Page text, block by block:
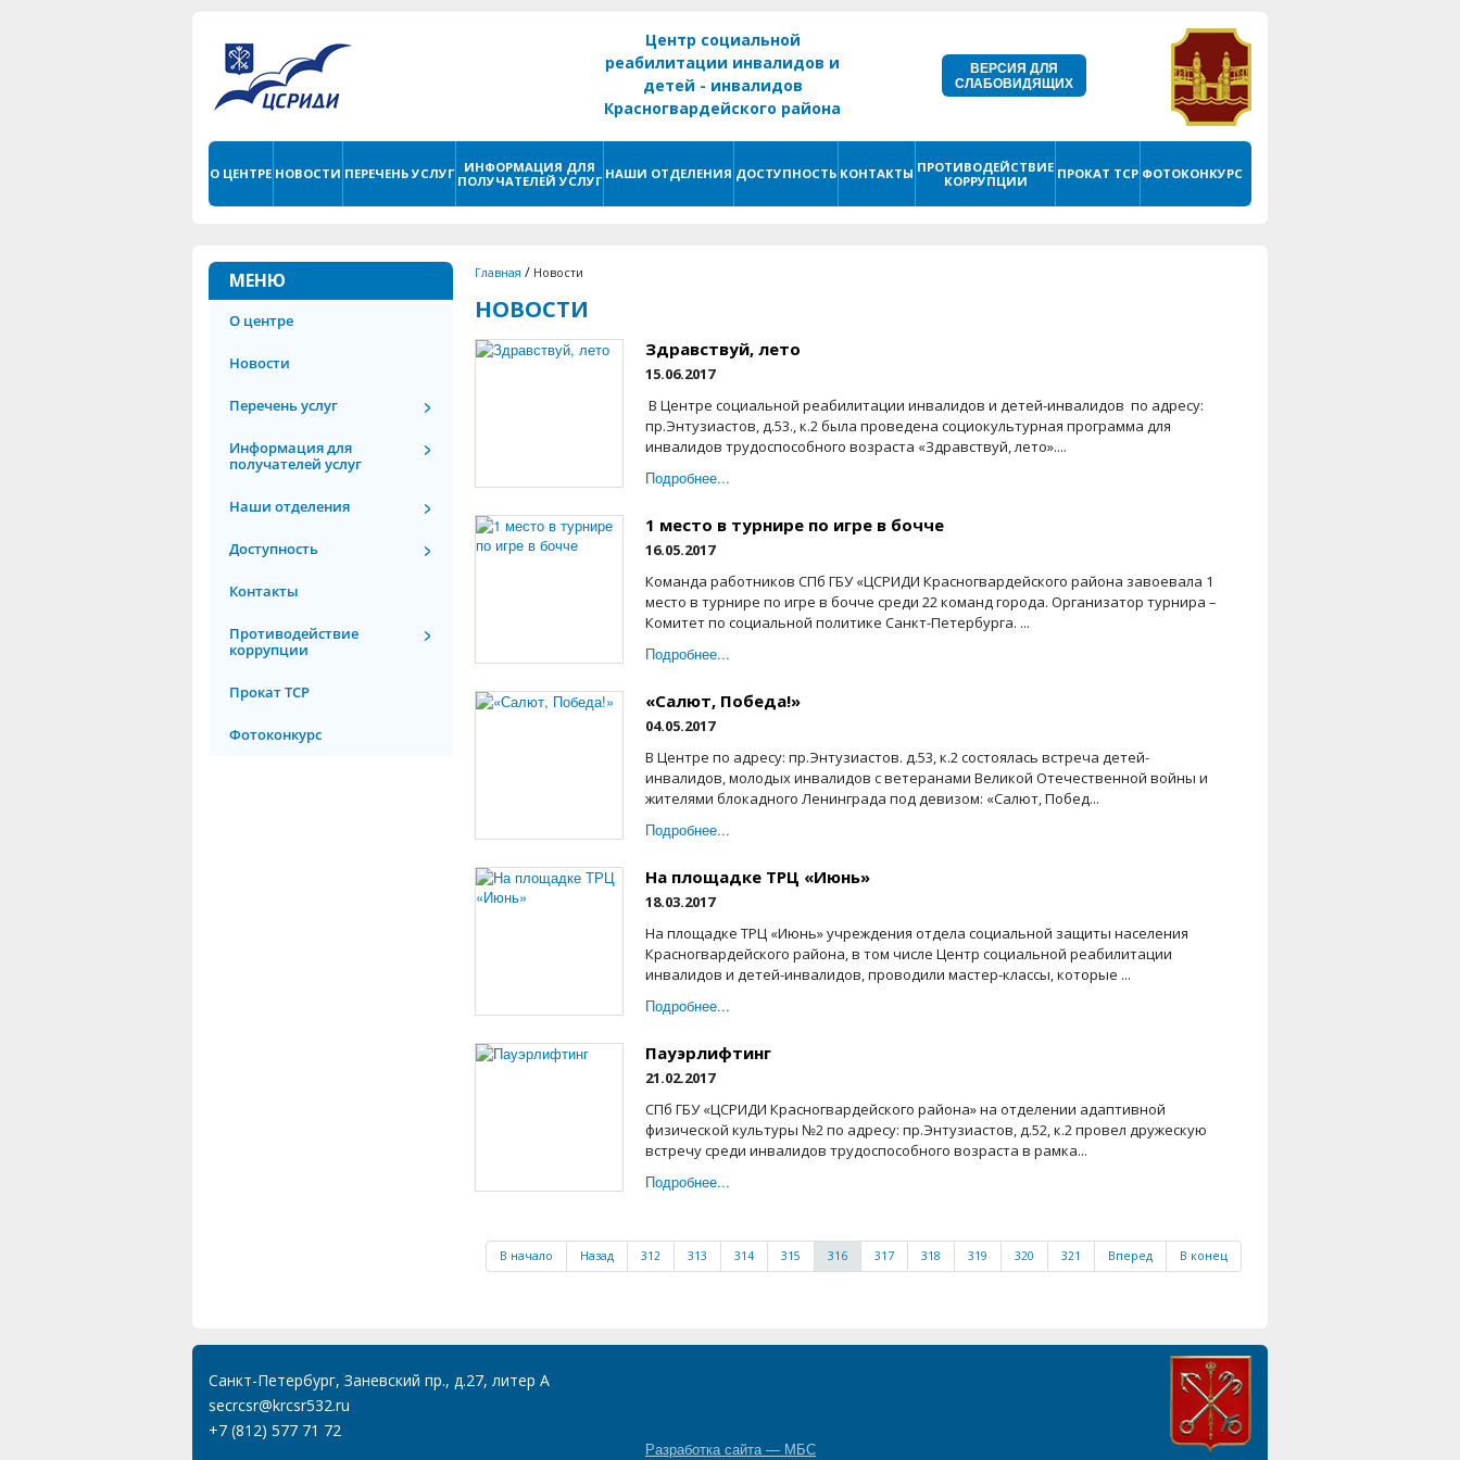
Центр социальной
реабилитации инвалидов и
детей - инвалидов
Красногвардейского района
ВЕРСИЯ ДЛЯ
СЛАБОВИДЯЩИХ
О ЦЕНТРЕ НОВОСТИ ПЕРЕЧЕНЬ УСЛУГ
ИНФОРМАЦИЯ ДЛЯ
ПОЛУЧАТЕЛЕЙ УСЛУГ НАШИ ОТДЕЛЕНИЯ ДОСТУПНОСТЬ КОНТАКТЫ ПРОТИВОДЕЙСТВИЕ
КОРРУПЦИИ
ПРОКАТ ТСР ФОТОКОНКУРС
МЕНЮ
О центре
Новости
Перечень услуг
Информация для
получателей услуг
Наши отделения
Доступность
Контакты
Противодействие
коррупции
Прокат ТСР
Фотоконкурс
Главная / Новости
НОВОСТИ
Здравствуй, лето
15.06.2017
В Центре социальной реабилитации инвалидов и детей-инвалидов по адресу:
пр.Энтузиастов, д.53., к.2 была проведена социокультурная программа для
инвалидов трудоспособного возраста «Здравствуй, лето»....
Подробнее...
1 место в турнире по игре в бочче
16.05.2017
Команда работников СПб ГБУ «ЦСРИДИ Красногвардейского района завоевала 1
место в турнире по игре в бочче среди 22 команд города. Организатор турнира –
Комитет по социальной политике Санкт-Петербурга. ...
Подробнее...
«Салют, Победа!»
04.05.2017
В Центре по адресу: пр.Энтузиастов. д.53, к.2 состоялась встреча детей-
инвалидов, молодых инвалидов с ветеранами Великой Отечественной войны и
жителями блокадного Ленинграда под девизом: «Салют, Побед...
Подробнее...
На площадке ТРЦ «Июнь»
18.03.2017
На площадке ТРЦ «Июнь» учреждения отдела социальной защиты населения
Красногвардейского района, в том числе Центр социальной реабилитации
инвалидов и детей-инвалидов, проводили мастер-классы, которые ...
Подробнее...
Пауэрлифтинг
21.02.2017
СПб ГБУ «ЦСРИДИ Красногвардейского района» на отделении адаптивной
физической культуры №2 по адресу: пр.Энтузиастов, д.52, к.2 провел дружескую
встречу среди инвалидов трудоспособного возраста в рамка...
Подробнее...
В начало Назад 312 313 314 315 316 317 318 319 320 321 Вперед В конец
Санкт-Петербург, Заневский пр., д.27, литер А
secrcsr@krcsr532.ru
+7 (812) 577 71 72
Разработка сайта — МБС